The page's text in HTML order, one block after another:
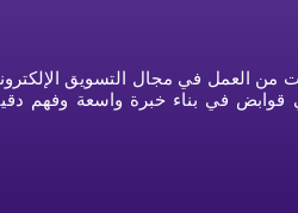
6 سنوات من العمل في مجال التسويق
قوابض في بناء خبرة واسعة وفهم